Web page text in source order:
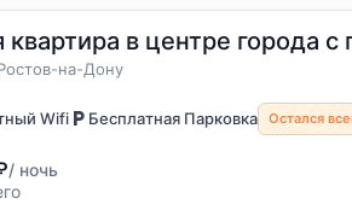
квартира в центре города
на-Дону
Wifi Бесплатная Парковка Остался
/ ночь